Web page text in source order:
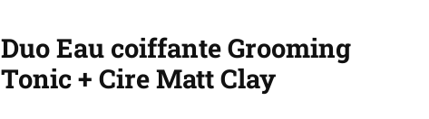
Duo Eau coiffante Grooming
Tonic + Cire Matt Clay